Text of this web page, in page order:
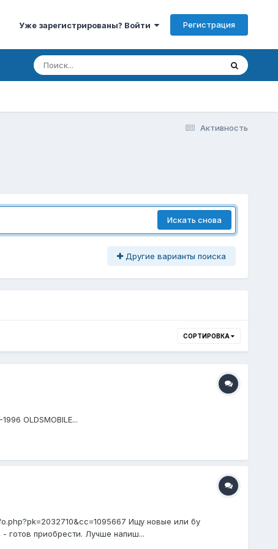
Уже зарегистрированы? Войти Регистрация
Активность
Искать снова
Другие варианты поиска
СОРТИРОВКА
OLDSMOBILE...
Ищу новые или бу
готов приобрести. Лучше напиш...